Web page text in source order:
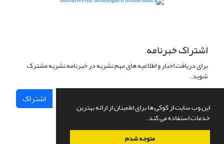
این وب سایت از کوکی ها برای اطمینان از ارائه بهترین
خدمات استفاده می کند.
متوجه شدم
اشتراک خبرنامه
برای دریافت اخبار و اطلاعیه های مهم نشریه در خبرنامه نشریه مشترک
شوید.
اشتراک